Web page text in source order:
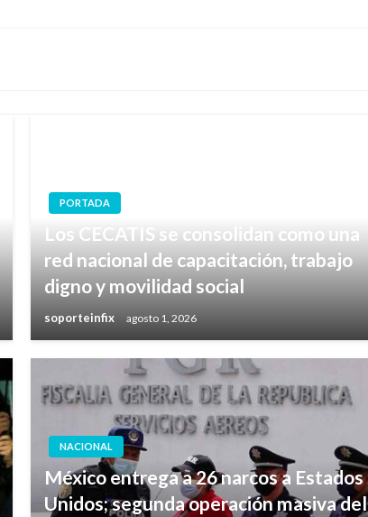
PORTADA
Los CECATIS se consolidan como una
red nacional de capacitación, trabajo
digno y movilidad social
soporteinfix agosto 1, 2026
NACIONAL
México entrega a 26 narcos a Estados
Unidos; segunda operación masiva del